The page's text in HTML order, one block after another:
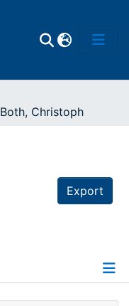
Both, Christoph
Export